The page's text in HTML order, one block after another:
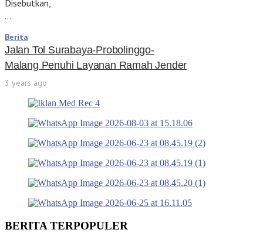
Disebutkan,
…
Berita
Jalan Tol Surabaya-Probolinggo-
Malang Penuhi Layanan Ramah Jender
3 years ago
BERITA TERPOPULER